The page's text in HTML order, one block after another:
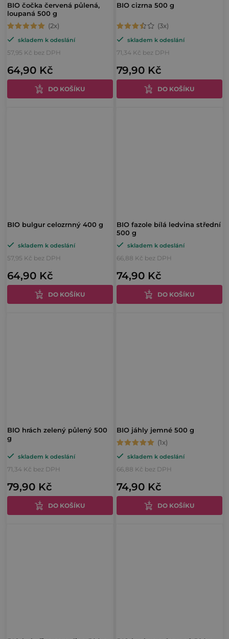
BIO čočka červená půlená,
loupaná 500 g
Průměrné
hodnocení
produktu
je
5,0
z
skladem k odeslání
57,95 Kč bez DPH
64,90 Kč
DO KOŠÍKU
BIO cizrna 500 g
Průměrné
hodnocení
produktu
je
3,7
z
skladem k odeslání
71,34 Kč bez DPH
79,90 Kč
DO KOŠÍKU
BIO bulgur celozrnný 400 g
skladem k odeslání
57,95 Kč bez DPH
64,90 Kč
DO KOŠÍKU
BIO fazole bílá ledvina střední
500 g
skladem k odeslání
66,88 Kč bez DPH
74,90 Kč
DO KOŠÍKU
BIO hrách zelený půlený 500
g
skladem k odeslání
71,34 Kč bez DPH
79,90 Kč
DO KOŠÍKU
BIO jáhly jemné 500 g
Průměrné
hodnocení
produktu
je
5,0
z
skladem k odeslání
66,88 Kč bez DPH
74,90 Kč
DO KOŠÍKU